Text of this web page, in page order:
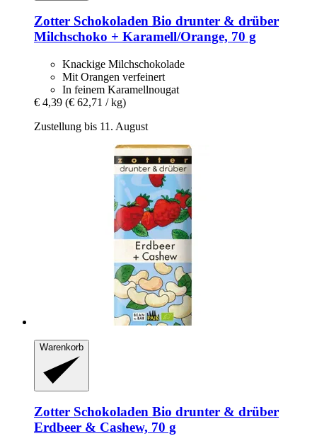
Zotter Schokoladen Bio drunter & drüber
Milchschoko + Karamell/Orange, 70 g
Knackige Milchschokolade
Mit Orangen verfeinert
In feinem Karamellnougat
€ 4,39 (€ 62,71 / kg)
Zustellung bis 11. August
Warenkorb
Zotter Schokoladen Bio drunter & drüber
Erdbeer & Cashew, 70 g